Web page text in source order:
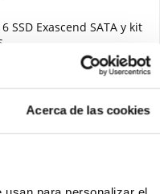
Acerca de las cookies
SSD Exascend SATA y kit
1